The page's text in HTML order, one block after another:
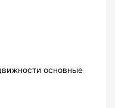
основные